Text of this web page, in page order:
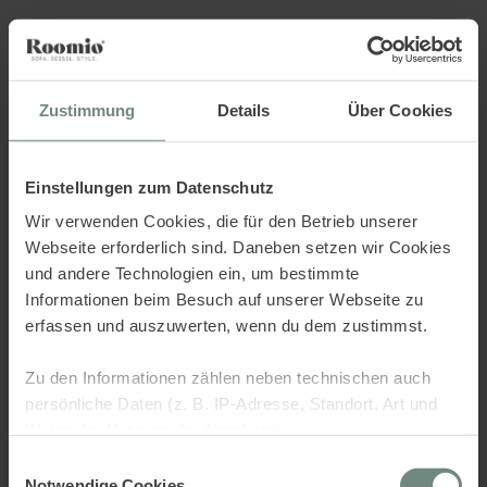
Zustimmung Details Über Cookies
Einstellungen zum Datenschutz
Wir verwenden Cookies, die für den Betrieb unserer
Webseite erforderlich sind. Daneben setzen wir Cookies
und andere Technologien ein, um bestimmte
Informationen beim Besuch auf unserer Webseite zu
erfassen und auszuwerten, wenn du dem zustimmst.
Zu den Informationen zählen neben technischen auch
persönliche Daten (z. B. IP-Adresse, Standort, Art und
Dies dient verschiedenen Zwecken: Statistik Cookies
Sorry.. there was an error,
check the console.